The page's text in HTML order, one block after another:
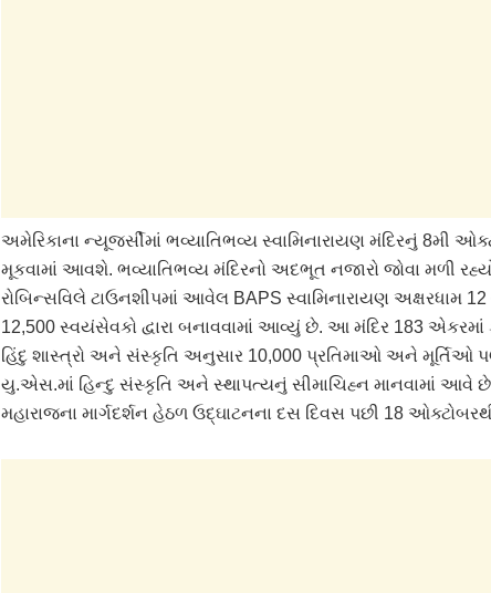
અમેરિકાના ન્યૂજર્સીમાં ભવ્યાતિભવ્ય સ્વામિનારાયણ મંદિરનું 8મી
મૂકવામાં આવશે. ભવ્યાતિભવ્ય મંદિરનો અદભૂત નજારો જોવા મળી
રોબિન્સવિલે ટાઉનશીપમાં આવેલ BAPS સ્વામિનારાયણ અક્ષરધામ
12,500 સ્વયંસેવકો દ્વારા બનાવવામાં આવ્યું છે. આ મંદિર 183
હિંદુ શાસ્ત્રો અને સંસ્કૃતિ અનુસાર 10,000 પ્રતિમાઓ અને મૂર્તિઓ
યુ.એસ.માં હિન્દુ સંસ્કૃતિ અને સ્થાપત્યનું સીમાચિહ્ન માનવામાં આવે
મહારાજના માર્ગદર્શન હેઠળ ઉદ્ઘાટનના દસ દિવસ પછી 18